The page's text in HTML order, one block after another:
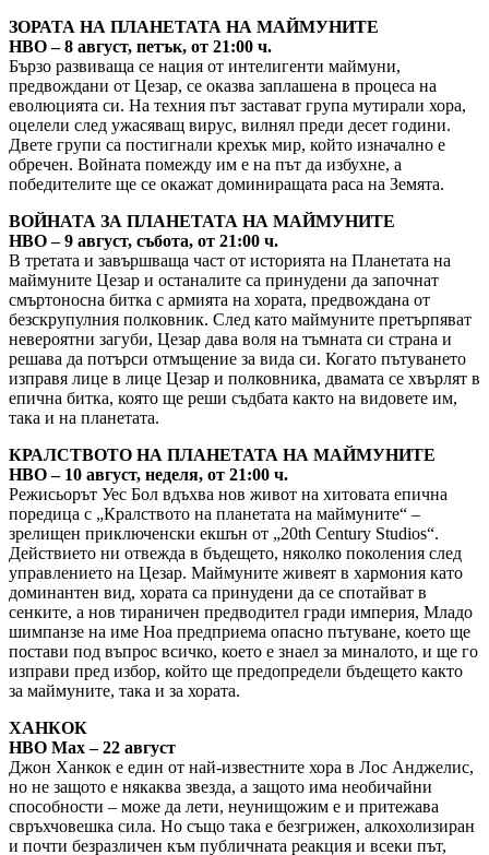
ЗОРАТА НА ПЛАНЕТАТА НА МАЙМУНИТЕ
HBO – 8 август, петък, от 21:00 ч.
Бързо развиваща се нация от интелигенти маймуни,
предвождани от Цезар, се оказва заплашена в процеса на
еволюцията си. На техния път застават група мутирали хора,
оцелели след ужасяващ вирус, вилнял преди десет години.
Двете групи са постигнали крехък мир, който изначално е
обречен. Войната помежду им е на път да избухне, а
победителите ще се окажат доминиращата раса на Земята.
ВОЙНАТА ЗА ПЛАНЕТАТА НА МАЙМУНИТЕ
HBO – 9 август, събота, от 21:00 ч.
В третата и завършваща част от историята на Планетата на
маймуните Цезар и останалите са принудени да започнат
смъртоносна битка с армията на хората, предвождана от
безскрупулния полковник. След като маймуните претърпяват
невероятни загуби, Цезар дава воля на тъмната си страна и
решава да потърси отмъщение за вида си. Когато пътуването
изправя лице в лице Цезар и полковника, двамата се хвърлят в
епична битка, която ще реши съдбата както на видовете им,
така и на планетата.
КРАЛСТВОТО НА ПЛАНЕТАТА НА МАЙМУНИТЕ
HBO – 10 август, неделя, от 21:00 ч.
Режисьорът Уес Бол вдъхва нов живот на хитовата епична
поредица с „Кралството на планетата на маймуните“ –
зрелищен приключенски екшън от „20th Century Studios“.
Действието ни отвежда в бъдещето, няколко поколения след
управлението на Цезар. Маймуните живеят в хармония като
доминантен вид, хората са принудени да се спотайват в
сенките, а нов тираничен предводител гради империя, Младо
шимпанзе на име Ноа предприема опасно пътуване, което ще
постави под въпрос всичко, което е знаел за миналото, и ще го
изправи пред избор, който ще предопредели бъдещето както
за маймуните, така и за хората.
ХАНКОК
HBO Max – 22 август
Джон Ханкок е един от най-известните хора в Лос Анджелис,
но не защото е някаква звезда, а защото има необичайни
способности – може да лети, неунищожим е и притежава
свръхчовешка сила. Но също така е безгрижен, алкохолизиран
и почти безразличен към публичната реакция и всеки път,